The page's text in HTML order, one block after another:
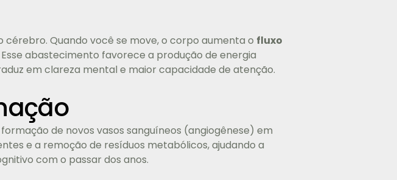
Quando você se move, o corpo aumenta o fluxo
abastecimento favorece a produção de energia
em clareza mental e maior capacidade de atenção.
de novos vasos sanguíneos (angiogênese) em
e a remoção de resíduos metabólicos, ajudando a
com o passar dos anos.